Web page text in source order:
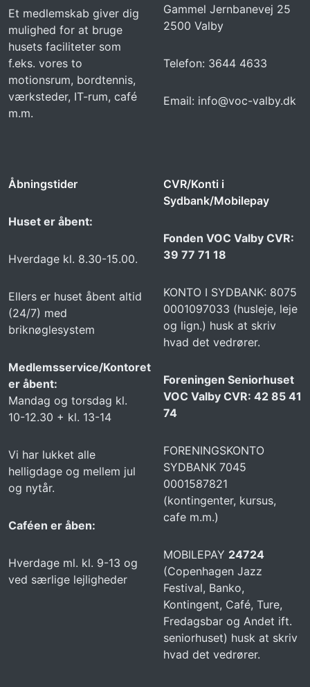
Et medlemskab giver dig
mulighed for at bruge
husets faciliteter som
f.eks. vores to
motionsrum, bordtennis,
værksteder, IT-rum, café
m.m.
Gammel Jernbanevej 25
2500 Valby
Telefon: 3644 4633
Email: info@voc-valby.dk
Åbningstider
Huset er åbent:
Hverdage kl. 8.30-15.00.
Ellers er huset åbent altid
(24/7) med
briknøglesystem
Medlemsservice/Kontoret
er åbent:
Mandag og torsdag kl.
10-12.30 + kl. 13-14
Vi har lukket alle
helligdage og mellem jul
og nytår.
Caféen er åben:
Hverdage ml. kl. 9-13 og
ved særlige lejligheder
CVR/Konti i
Sydbank/Mobilepay
Fonden VOC Valby CVR:
39 77 71 18
KONTO I SYDBANK: 8075
0001097033 (husleje, leje
og lign.) husk at skriv
hvad det vedrører.
Foreningen Seniorhuset
VOC Valby CVR: 42 85 41
74
FORENINGSKONTO
SYDBANK 7045
0001587821
(kontingenter, kursus,
cafe m.m.)
MOBILEPAY 24724
(Copenhagen Jazz
Festival, Banko,
Kontingent, Café, Ture,
Fredagsbar og Andet ift.
seniorhuset) husk at skriv
hvad det vedrører.